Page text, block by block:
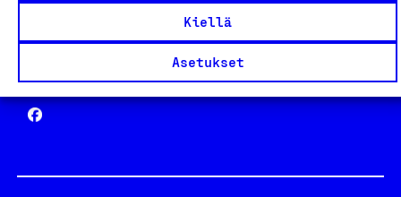
Kiellä
Asetukset
Yhteiskunnallinen Yritys -merkki